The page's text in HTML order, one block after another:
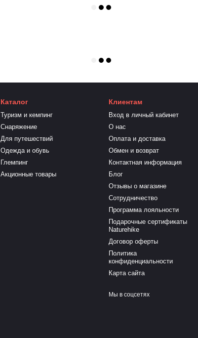
Каталог
Туризм и кемпинг
Снаряжение
Для путешествий
Одежда и обувь
Глемпинг
Акционные товары
Клиентам
Вход в личный кабинет
О нас
Оплата и доставка
Обмен и возврат
Контактная информация
Блог
Отзывы о магазине
Сотрудничество
Программа лояльности
Подарочные сертификаты
Naturehike
Договор оферты
Политика
конфиденциальности
Карта сайта
Мы в соцсетях